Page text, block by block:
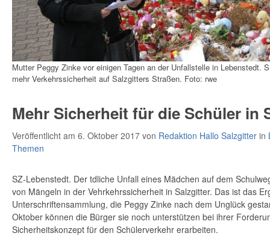
Mutter Peggy Zinke vor einigen Tagen an der Unfallstelle in Lebenstedt.
mehr Verkehrssicherheit auf Salzgitters Straßen. Foto: rwe
Mehr Sicherheit für die Schüler in
Veröffentlicht am 6. Oktober 2017 von Redaktion Hallo Salzgitter in
Themen
SZ-Lebenstedt. Der tdliche Unfall eines Mädchen auf dem
von Mängeln in der Vehrkehrssicherheit in Salzgitter. Das ist das
Unterschriftensammlung, die Peggy Zinke nach dem Unglück
Oktober können die Bürger sie noch unterstützen bei ihrer
Sicherheitskonzept für den Schülerverkehr erarbeiten.